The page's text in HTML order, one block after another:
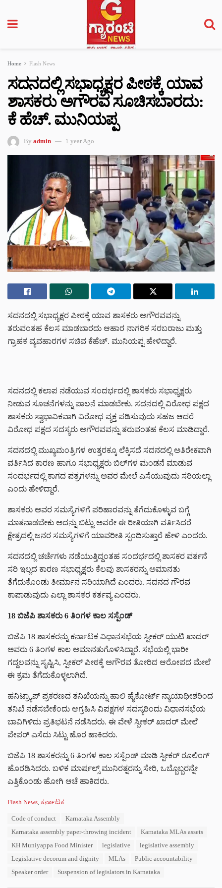
Home Flash News
ಸದನದಲ್ಲಿ ಸಭಾಧ್ಯಕ್ಷರ ಪೀಠಕ್ಕೆ ಯಾವ
ಶಾಸಕರು ಅಗೌರವ ಸೂಚಿಸಬಾರದು:
ಕೆ ಹೆಚ್. ಮುನಿಯಪ್ಪ
By admin 1 year Ago
ಸದನದಲ್ಲಿ ಸಭಾಧ್ಯಕ್ಷರ ಪೀಠಕ್ಕೆ ಯಾವ ಶಾಸಕರು ಅಗೌರವವನ್ನು
ತರುವಂತಹ ಕೆಲಸ ಮಾಡಬಾರದು ಆಹಾರ ನಾಗರಿಕ ಸರಬರಾಜು ಮತ್ತು
ಗ್ರಾಹಕ ವ್ಯವಹಾರಗಳ ಸಚಿವ ಕೆಹೆಚ್. ಮುನಿಯಪ್ಪ ಹೇಳಿದ್ದಾರೆ.
ಸದನದಲ್ಲಿ ಕಲಾಪ ನಡೆಯುವ ಸಂದರ್ಭದಲ್ಲಿ ಶಾಸಕರು ಸಭಾಧ್ಯಕ್ಷರು
ನೀಡುವ ಸೂಚನೆಗಳನ್ನು ಪಾಲನೆ ಮಾಡಬೇಕು. ಸದನದಲ್ಲಿ ವಿರೋಧ ಪಕ್ಷದ
ಶಾಸಕರು ಸ್ವಾಭಾವಿಕವಾಗಿ ವಿರೋಧ ವ್ಯಕ್ತ ಪಡಿಸುವುದು ಸಹಜ ಆದರೆ
ವಿರೋಧ ಪಕ್ಷದ ಸದಸ್ಯರು ಅಗೌರವವನ್ನು ತರುವಂತಹ ಕೆಲಸ ಮಾಡಿದ್ದಾರೆ.
ಸದನದಲ್ಲಿ ಮುಖ್ಯಮಂತ್ರಿಗಳ ಉತ್ತರಕ್ಕೂ ಲೆಕ್ಕಿಸದೆ ಸದನದಲ್ಲಿ ಅತಿರೇಕವಾಗಿ
ವರ್ತಿಸಿದ ಕಾರಣ ಹಾಗೂ ಸಭಾಧ್ಯಕ್ಷರು ಬಿಲ್‌‌ಗಳ ಮಂಡನೆ ಮಾಡುವ
ಸಂದರ್ಭದಲ್ಲಿ ಕಾಗದ ಪತ್ರಗಳನ್ನು ಅವರ ಮೇಲೆ ಎಸೆಯುವುದು ಸರಿಯಲ್ಲಾ
ಎಂದು ಹೇಳಿದ್ದಾರೆ.
ಶಾಸಕರು ಅವರ ಸಮಸ್ಯೆಗಳಿಗೆ ಪರಿಹಾರವನ್ನು ತೆಗೆದುಕೊಳ್ಳುವ ಬಗ್ಗೆ
ಮಾತನಾಡಬೇಕು ಅದನ್ನು ಬಿಟ್ಟು ಅವರೇ ಈ ರೀತಿಯಾಗಿ ವರ್ತಿಸಿದರೆ
ಕ್ಷೇತ್ರದಲ್ಲಿ ಜನರ ಸಮಸ್ಯೆಗಳಿಗೆ ಯಾವರೀತಿ ಸ್ಪಂದಿಸುತ್ತಾರೆ ಹೇಳಿ ಎಂದರು.
ಸದನದಲ್ಲಿ ಚರ್ಚೆಗಳು ನಡೆಯುತ್ತಿದ್ದಂತಹ ಸಂದರ್ಭದಲ್ಲಿ ಶಾಸಕರ ವರ್ತನೆ
ಸರಿ ಇಲ್ಲದ ಕಾರಣ ಸಭಾಧ್ಯಕ್ಷರು ಕೆಲವು ಶಾಸಕರನ್ನು ಅಮಾನತು
ತೆಗೆದುಕೊಂಡು ತೀರ್ಮಾನ ಸರಿಯಾಗಿದೆ ಎಂದರು. ಸದನದ ಗೌರವ
ಕಾಪಾಡುವುದು ಎಲ್ಲಾ ಶಾಸಕರ ಕರ್ತವ್ಯ ಎಂದರು.
18 ಬಿಜೆಪಿ ಶಾಸಕರು 6 ತಿಂಗಳ ಕಾಲ ಸಸ್ಪೆಂಡ್‌‌‌
ಬಿಜೆಪಿ 18 ಶಾಸಕರನ್ನು ಕರ್ನಾಟಕ ವಿಧಾನಸಭೆಯ ಸ್ಪೀಕರ್ ಯುಟಿ ಖಾದರ್
ಅವರು 6 ತಿಂಗಳ ಕಾಲ ಅಮಾನತುಗೊಳಿಸಿದ್ದಾರೆ. ಸಭೆಯಲ್ಲಿ ಭಾರೀ
ಗದ್ದಲವನ್ನು ಸೃಷ್ಟಿಸಿ, ಸ್ಪೀಕರ್ ಪೀಠಕ್ಕೆ ಅಗೌರವ ತೋರಿದ ಆರೋಪದ ಮೇಲೆ
ಈ ಕ್ರಮ ತೆಗೆದುಕೊಳ್ಳಲಾಗಿದೆ.
ಹನಿಟ್ರ್ಯಾಪ್‌ ಪ್ರಕರಣದ ತನಿಖೆಯನ್ನು ಹಾಲಿ ಹೈಕೋರ್ಟ್‌ ನ್ಯಾಯಾಧೀಶರಿಂದ
ತನಿಖೆ ನಡೆಸಬೇಕೆಂದು ಆಗ್ರಹಿಸಿ ವಿಪಕ್ಷಗಳ ಸದಸ್ಯರಿಂದು ವಿಧಾನಸಭೆಯ
ಬಾವಿಗಿಳಿದು ಪ್ರತಿಭಟನೆ ನಡೆಸಿದರು. ಈ ವೇಳೆ ಸ್ಪೀಕರ್‌ ಖಾದರ್‌ ಮೇಲೆ
ಪೇಪರ್‌ ಎಸೆದು ಸಿಟ್ಟು ಹೊರ ಹಾಕಿದರು.
ಬಿಜೆಪಿ 18 ಶಾಸಕರನ್ನು 6 ತಿಂಗಳ ಕಾಲ ಸಸ್ಪೆಂಡ್‌ ಮಾಡಿ ಸ್ಪೀಕರ್‌ ರೂಲಿಂಗ್‌
ಹೊರಡಿಸಿದರು. ಬಳಿಕ ಮಾರ್ಷಲ್ಸ್ ಮುನಿರತ್ನರನ್ನು ಸೇರಿ​​, ಒಬ್ಬೊಬ್ಬರನ್ನೇ
ಎತ್ತಿಕೊಂಡು ಹೋಗಿ ಆಚೆ ಹಾಕಿದರು.
C
Flash News ಕರ್ನಾಟಕ
Code of conduct
Karnataka Assembly
Karnataka assembly paper-throwing incident
Karnataka MLAs assets
KH Muniyappa Food Minister
legislative
legislative assembly
Legislative decorum and dignity
MLAs
Public accountability
Speaker order
Suspension of legislators in Karnataka